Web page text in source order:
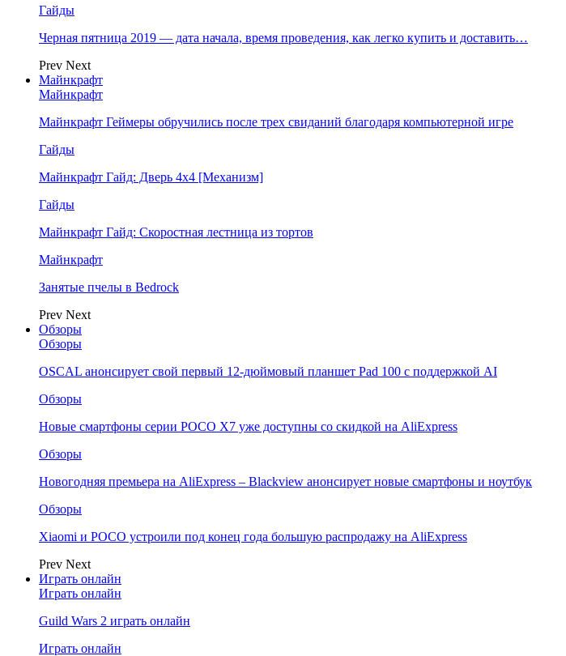
Гайды
Черная пятница 2019 — дата начала, время проведения, как легко купить и доставить…
Prev Next
Майнкрафт
Майнкрафт
Майнкрафт Геймеры обручились после трех свиданий благодаря компьютерной игре
Гайды
Майнкрафт Гайд: Дверь 4х4 [Механизм]
Гайды
Майнкрафт Гайд: Скоростная лестница из тортов
Майнкрафт
Занятые пчелы в Bedrock
Prev Next
Обзоры
Обзоры
OSCAL анонсирует свой первый 12-дюймовый планшет Pad 100 с поддержкой AI
Обзоры
Новые смартфоны серии POCO X7 уже доступны со скидкой на AliExpress
Обзоры
Новогодняя премьера на AliExpress – Blackview анонсирует новые смартфоны и ноутбук
Обзоры
Xiaomi и POCO устроили под конец года большую распродажу на AliExpress
Prev Next
Играть онлайн
Играть онлайн
Guild Wars 2 играть онлайн
Играть онлайн